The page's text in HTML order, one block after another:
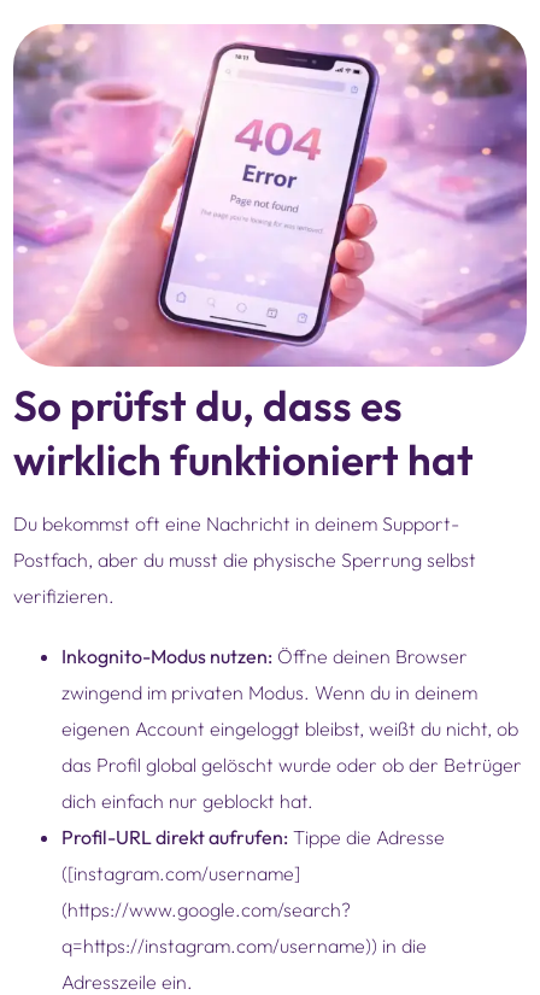
So prüfst du, dass es
wirklich funktioniert hat
Du bekommst oft eine Nachricht in deinem Support-
Postfach, aber du musst die physische Sperrung selbst
verifizieren.
Inkognito-Modus nutzen: Öffne deinen Browser
zwingend im privaten Modus. Wenn du in deinem
eigenen Account eingeloggt bleibst, weißt du nicht, ob
das Profil global gelöscht wurde oder ob der Betrüger
dich einfach nur geblockt hat.
Profil-URL direkt aufrufen: Tippe die Adresse
([instagram.com/username]
(https://www.google.com/search?
q=https://instagram.com/username)) in die
Adresszeile ein.